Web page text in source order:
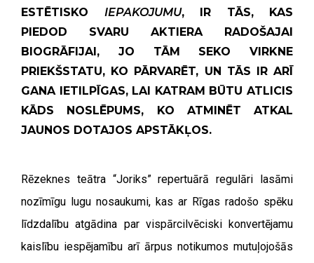
ESTĒTISKO IEPAKOJUMU, IR TĀS, KAS
PIEDOD SVARU AKTIERA RADOŠAJAI
BIOGRĀFIJAI, JO TĀM SEKO VIRKNE
PRIEKŠSTATU, KO PĀRVARĒT, UN TĀS IR ARĪ
GANA IETILPĪGAS, LAI KATRAM BŪTU ATLICIS
KĀDS NOSLĒPUMS, KO ATMINĒT ATKAL
JAUNOS DOTAJOS APSTĀKĻOS.
Rēzeknes teātra “Joriks” repertuārā regulāri lasāmi
nozīmīgu lugu nosaukumi, kas ar Rīgas radošo spēku
līdzdalību atgādina par vispārcilvēciski konvertējamu
kaislību iespējamību arī ārpus notikumos mutuļojošās